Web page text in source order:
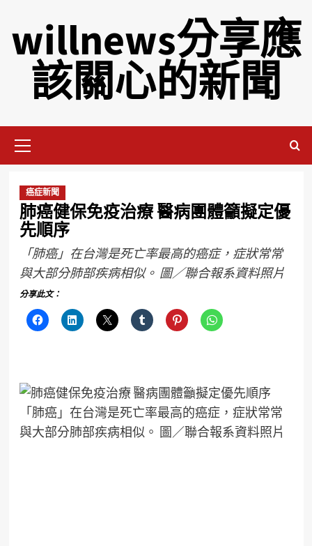
willnews分享應
該關心的新聞
癌症新聞
肺癌健保免疫治療 醫病團體籲擬定優
先順序
「肺癌」在台灣是死亡率最高的癌症，症狀常常
與大部分肺部疾病相似。 圖／聯合報系資料照片
分享此文：
「肺癌」在台灣是死亡率最高的癌症，症狀常常
與大部分肺部疾病相似。 圖／聯合報系資料照片